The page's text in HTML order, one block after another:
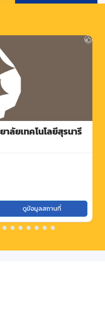
ลัยเทคโนโลยีสุรนารี
ดูข้อมูลสถานที่